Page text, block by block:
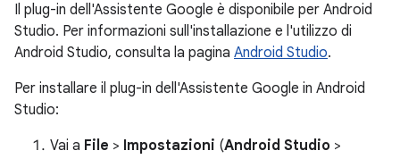
Il plug-in dell'Assistente Google è disponibile per Android
Studio. Per informazioni sull'installazione e l'utilizzo di
Android Studio, consulta la pagina Android Studio.
Per installare il plug-in dell'Assistente Google in Android
Studio:
Vai a File > Impostazioni (Android Studio >